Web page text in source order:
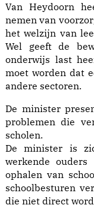
Van Heydoorn
nemen van
het welzijn van
Wel geeft de
onderwijs last
moet worden dat
andere sectoren.
De minister
problemen die
scholen.
De minister is
werkende
ophalen van
schoolbesturen
die niet direct